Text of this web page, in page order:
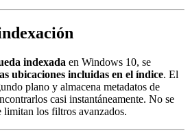
indexada en Windows 10, se
ubicaciones incluidas en el índice. El
plano y almacena metadatos de
casi instantáneamente. No se
limitan los filtros avanzados.